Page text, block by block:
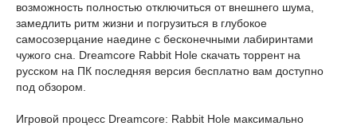
возможность полностью отключиться от внешнего шума,
замедлить ритм жизни и погрузиться в глубокое
самосозерцание наедине с бесконечными лабиринтами
чужого сна. Dreamcore Rabbit Hole скачать торрент на
русском на ПК последняя версия бесплатно вам доступно
под обзором.
Игровой процесс Dreamcore: Rabbit Hole максимально